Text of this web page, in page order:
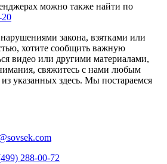
можно также найти по
20
закона, взятками или
хотите сообщить важную
видео или другими материалами,
свяжитесь с нами любым
указанных здесь. Мы постараемся
288-00-72